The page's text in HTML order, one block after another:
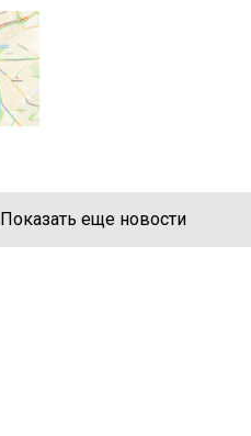
Показать еще новости